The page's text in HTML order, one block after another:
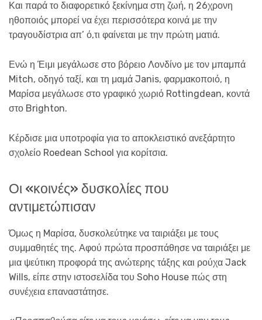
Και παρά το διαφορετικό ξεκίνημα στη ζωή, η 26χρονη
ηθοποιός μπορεί να έχει περισσότερα κοινά με την
τραγουδίστρια απ’ ό,τι φαίνεται με την πρώτη ματιά.
Ενώ η Έιμι μεγάλωσε στο βόρειο Λονδίνο με τον μπαμπά
Mitch, οδηγό ταξί, και τη μαμά Janis, φαρμακοποιό, η
Mαρίσα μεγάλωσε στο γραφικό χωριό Rottingdean, κοντά
στο Brighton.
Κέρδισε μια υποτροφία για το αποκλειστικό ανεξάρτητο
σχολείο Roedean School για κορίτσια.
Οι «κοινές» δυσκολίες που
αντιμετώπισαν
Όμως η Mαρίσα, δυσκολεύτηκε να ταιριάξει με τους
συμμαθητές της. Αφού πρώτα προσπάθησε να ταιριάξει με
μια ψεύτικη προφορά της ανώτερης τάξης και ρούχα Jack
Wills, είπε στην ιστοσελίδα του Soho House πώς στη
συνέχεια επαναστάτησε.